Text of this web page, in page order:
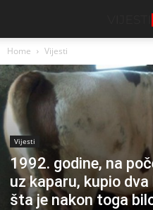
Home Vijesti
Vijesti
1992. godine, na
uz kaparu, kupio
šta je nakon toga